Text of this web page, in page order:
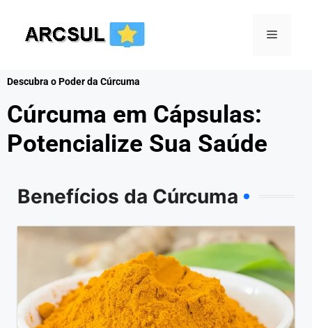
Descubra o Poder da Cúrcuma
Cúrcuma em Cápsulas:
Potencialize Sua Saúde
Benefícios da Cúrcuma